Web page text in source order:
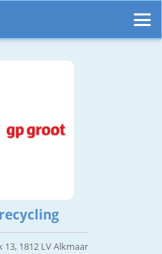
13, 1812 LV Alkmaar